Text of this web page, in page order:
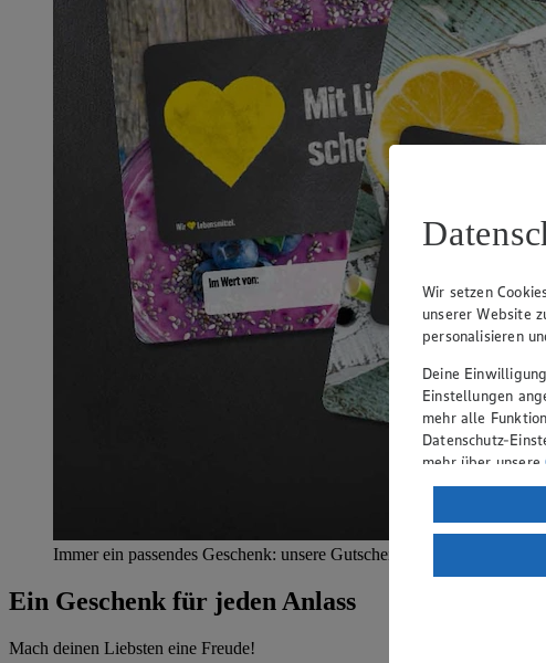
Immer ein passendes Geschenk: unsere Gutscheinkarte
Ein Geschenk für jeden Anlass
Mach deinen Liebsten eine Freude!
Wir setzen
unserer Website
personalisieren
Deine
Einstellungen
mehr alle
Datenschutz-
mehr über unsere
Verarbeitung
Wenn du auf
ein, dass deine
einem nach
Risiko eines